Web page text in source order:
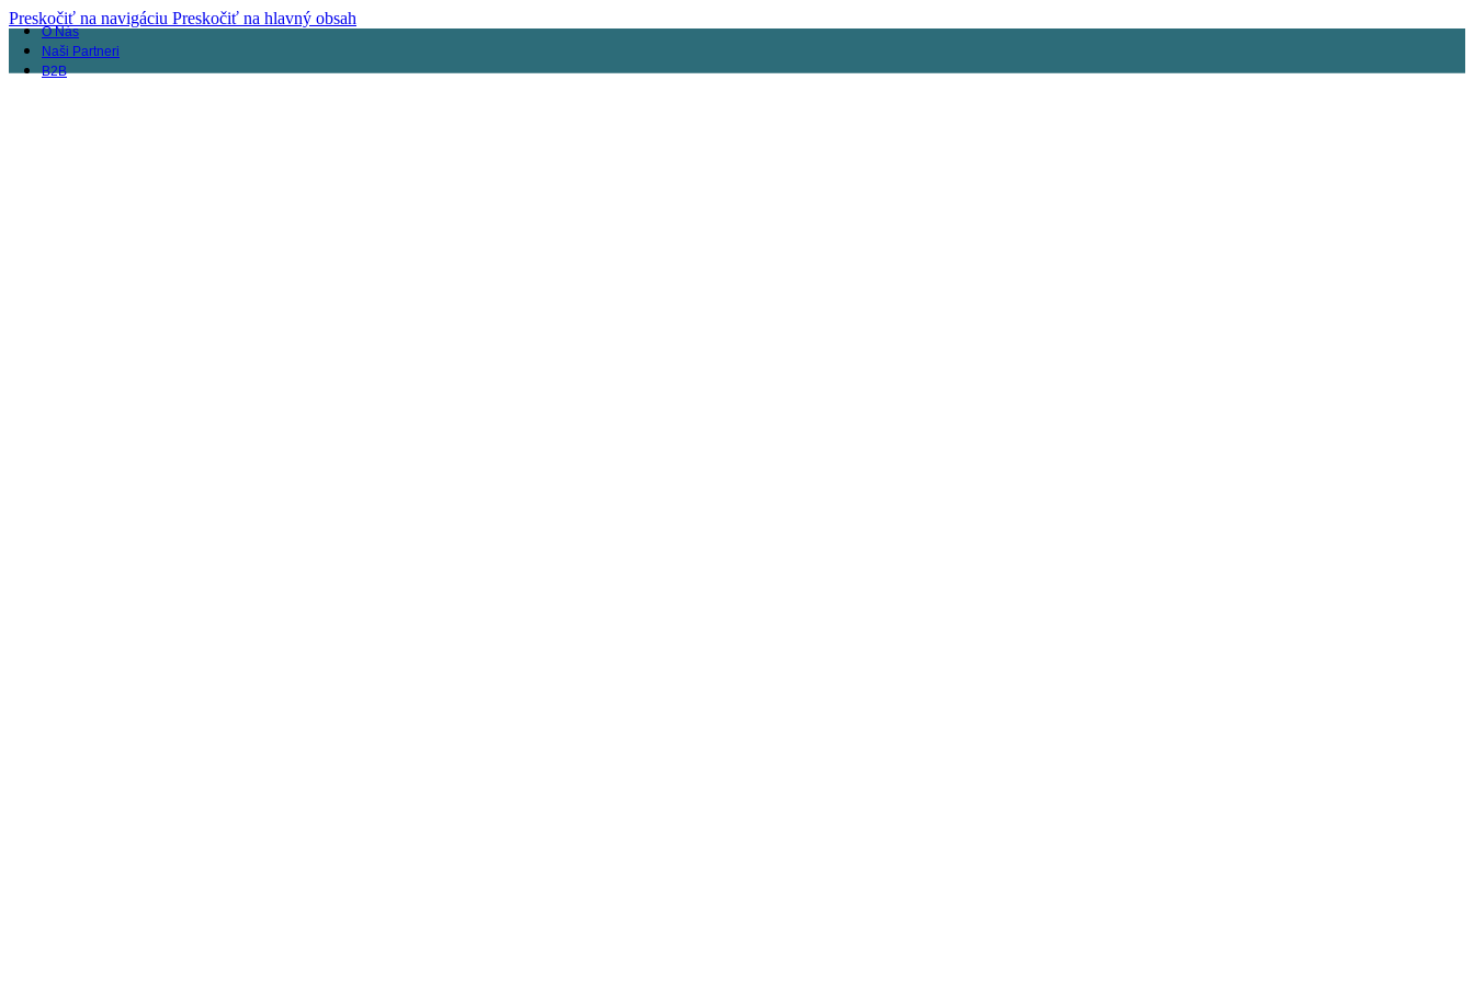
Preskočiť na navigáciu Preskočiť na hlavný obsah
O Nás
Naši Partneri
B2B